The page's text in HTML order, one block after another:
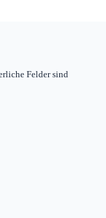
Felder sind